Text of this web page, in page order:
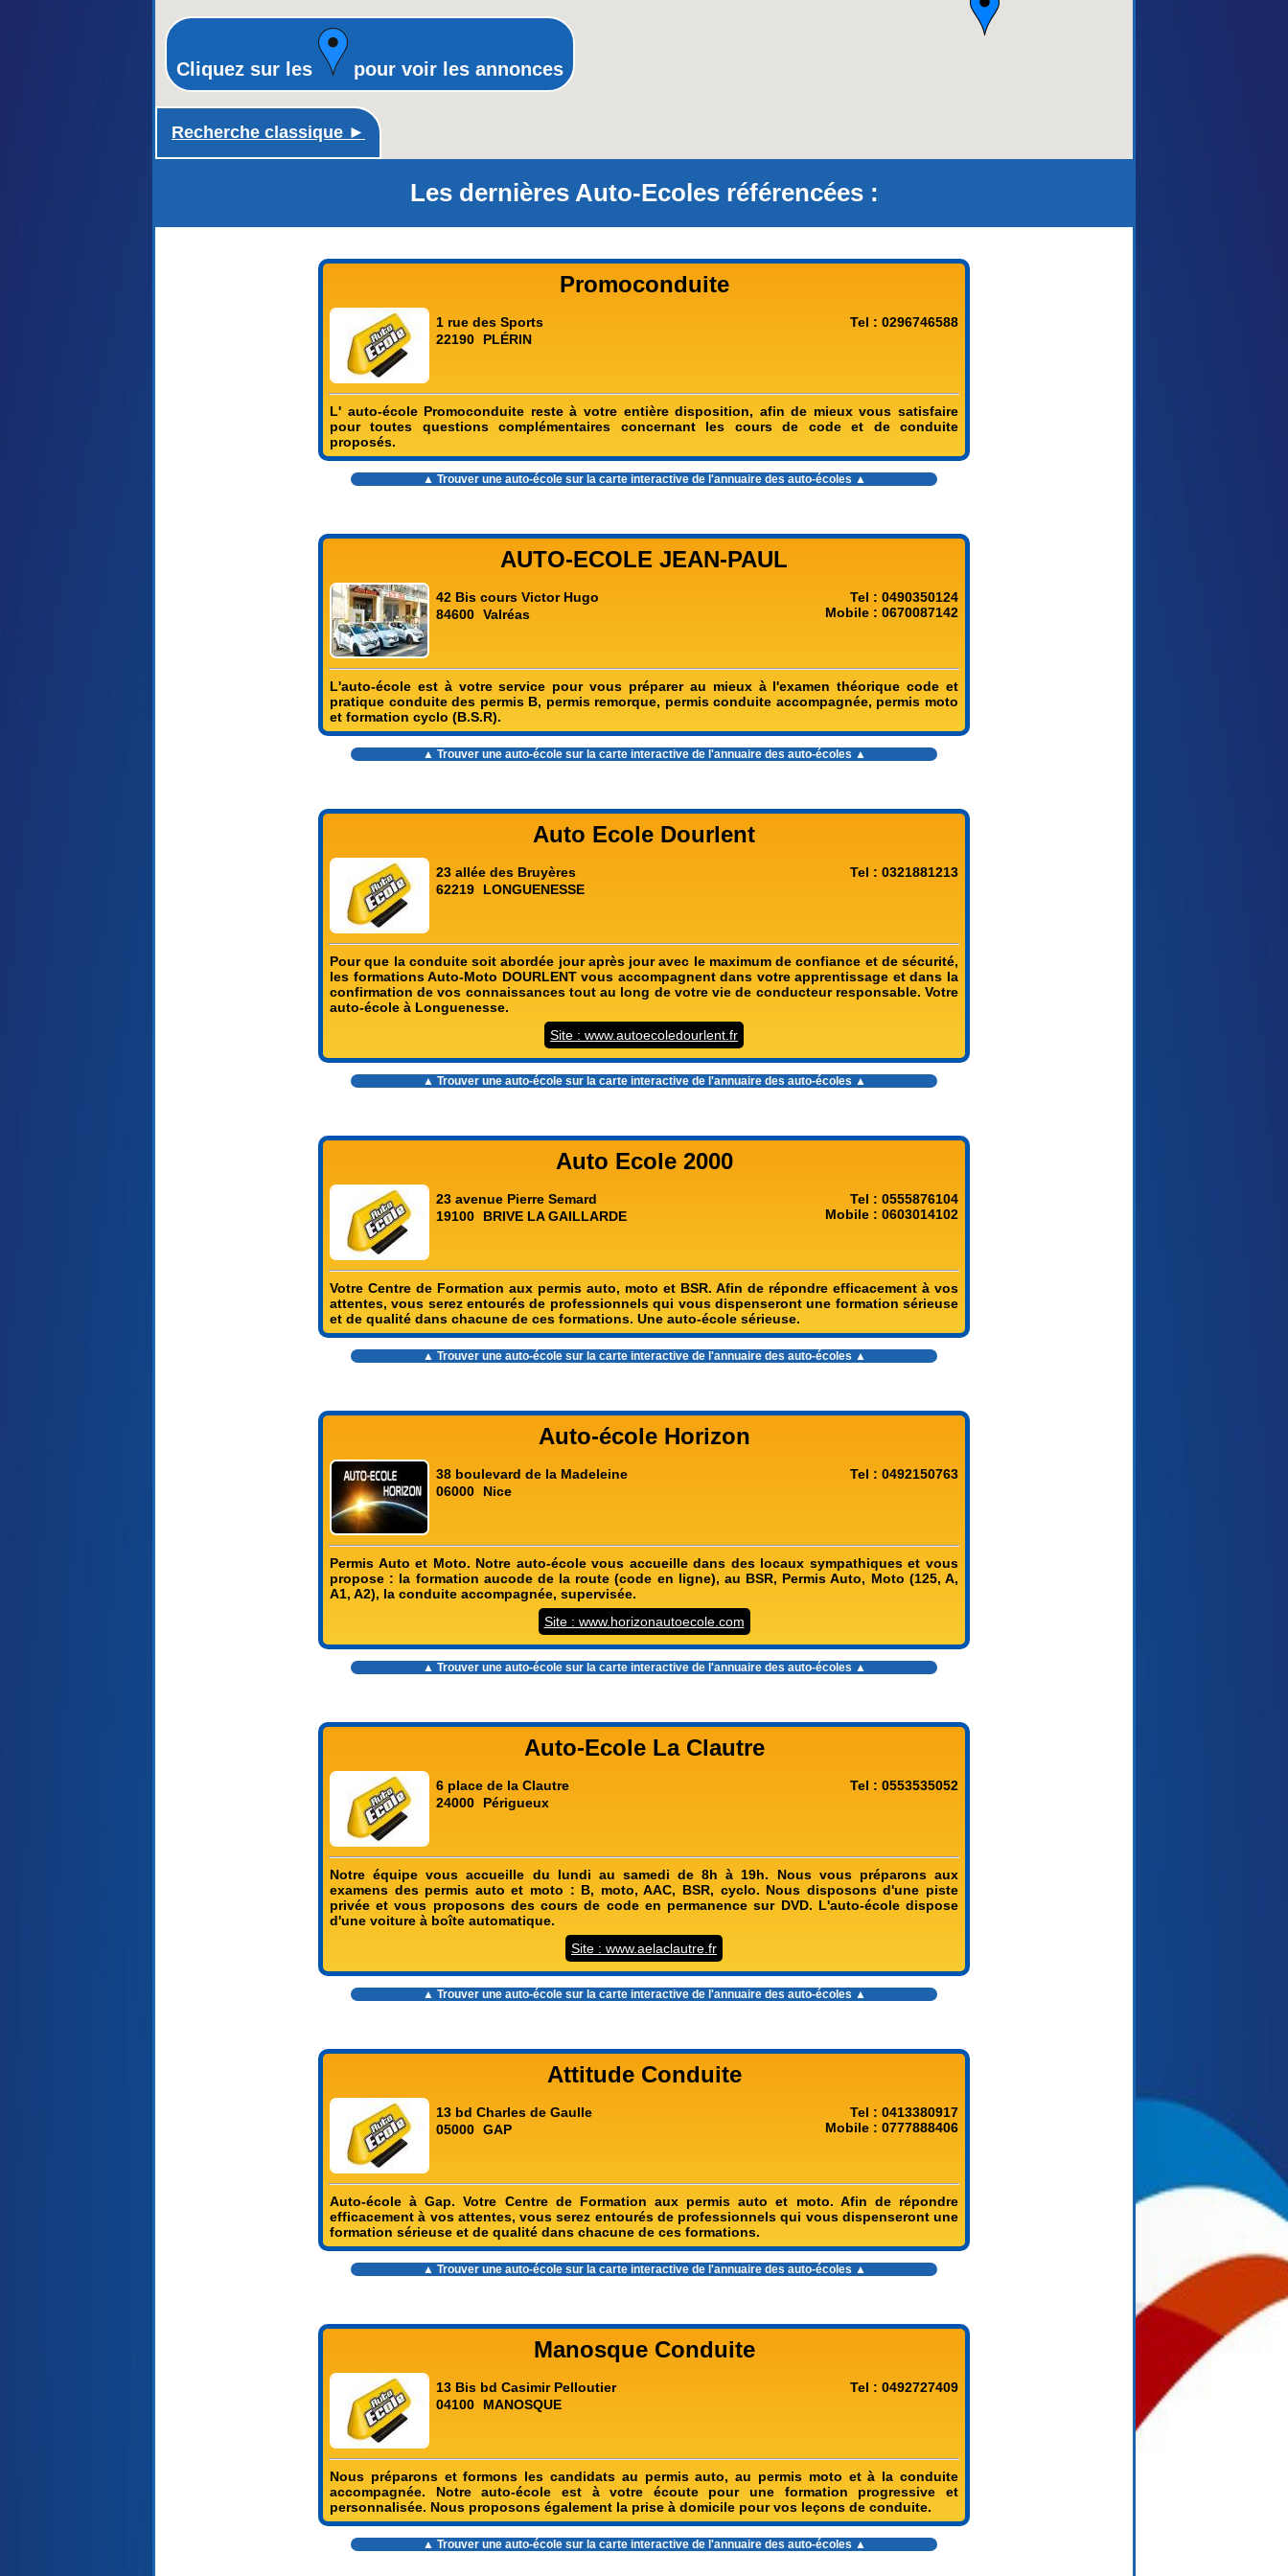
Recherche classique ►
Cliquez sur les pour voir les annonces
Les dernières Auto-Ecoles référencées :
Promoconduite
1 rue des Sports
22190
PLÉRIN
Tel : 0296746588
L' auto-école Promoconduite reste à votre entière disposition, afin de mieux vous satisfaire
pour toutes questions complémentaires concernant les cours de code et de conduite
proposés.
▲ Trouver une auto-école sur la carte interactive de l'annuaire des auto-écoles ▲
AUTO-ECOLE JEAN-PAUL
42 Bis cours Victor Hugo
84600 Valréas
Tel : 0490350124
Mobile : 0670087142
L'auto-école est à votre service pour vous préparer au mieux à l'examen théorique code et
pratique conduite des permis B, permis remorque, permis conduite accompagnée, permis moto
et formation cyclo (B.S.R).
▲ Trouver une auto-école sur la carte interactive de l'annuaire des auto-écoles ▲
Auto Ecole Dourlent
23 allée des Bruyères
62219
LONGUENESSE
Tel : 0321881213
Pour que la conduite soit abordée jour après jour avec le maximum de confiance et de sécurité,
les formations Auto-Moto DOURLENT vous accompagnent dans votre apprentissage et dans la
confirmation de vos connaissances tout au long de votre vie de conducteur responsable. Votre
auto-école à Longuenesse.
Site : www.autoecoledourlent.fr
▲ Trouver une auto-école sur la carte interactive de l'annuaire des auto-écoles ▲
Auto Ecole 2000
23 avenue Pierre Semard
19100
BRIVE LA GAILLARDE
Tel : 0555876104
Mobile : 0603014102
Votre Centre de Formation aux permis auto, moto et BSR. Afin de répondre efficacement à vos
attentes, vous serez entourés de professionnels qui vous dispenseront une formation sérieuse
et de qualité dans chacune de ces formations. Une auto-école sérieuse.
▲ Trouver une auto-école sur la carte interactive de l'annuaire des auto-écoles ▲
Auto-école Horizon
38 boulevard de la Madeleine
06000
Nice
Tel : 0492150763
Permis Auto et Moto. Notre auto-école vous accueille dans des locaux sympathiques et vous
propose : la formation aucode de la route (code en ligne), au BSR, Permis Auto, Moto (125, A,
A1, A2), la conduite accompagnée, supervisée.
Site : www.horizonautoecole.com
▲ Trouver une auto-école sur la carte interactive de l'annuaire des auto-écoles ▲
Auto-Ecole La Clautre
6 place de la Clautre
24000
Périgueux
Tel : 0553535052
Notre équipe vous accueille du lundi au samedi de 8h à 19h. Nous vous préparons aux
examens des permis auto et moto : B, moto, AAC, BSR, cyclo. Nous disposons d'une piste
privée et vous proposons des cours de code en permanence sur DVD. L'auto-école dispose
d'une voiture à boîte automatique.
Site : www.aelaclautre.fr
▲ Trouver une auto-école sur la carte interactive de l'annuaire des auto-écoles ▲
Attitude Conduite
13 bd Charles de Gaulle
05000 GAP
Tel : 0413380917
Mobile : 0777888406
Auto-école à Gap. Votre Centre de Formation aux permis auto et moto. Afin de répondre
efficacement à vos attentes, vous serez entourés de professionnels qui vous dispenseront une
formation sérieuse et de qualité dans chacune de ces formations.
▲ Trouver une auto-école sur la carte interactive de l'annuaire des auto-écoles ▲
Manosque Conduite
13 Bis bd Casimir Pelloutier
04100
MANOSQUE
Tel : 0492727409
Nous préparons et formons les candidats au permis auto, au permis moto et à la conduite
accompagnée. Notre auto-école est à votre écoute pour une formation progressive et
personnalisée. Nous proposons également la prise à domicile pour vos leçons de conduite.
▲ Trouver une auto-école sur la carte interactive de l'annuaire des auto-écoles ▲